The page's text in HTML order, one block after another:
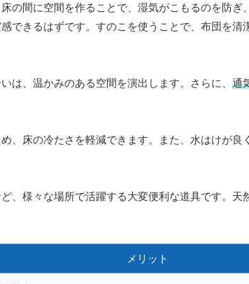
の間に空間を作ることで、湿気がこもるのを防ぎ
できるはずです。すのこを使うことで、布団を清
は、温かみのある空間を演出します。さらに、 通
、床の冷たさを軽減できます。また、水はけが良
、様々な場所で活躍する大変便利な道具です。天
メリット